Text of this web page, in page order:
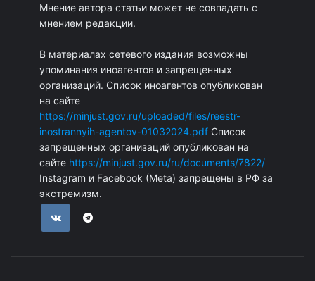
Мнение автора статьи может не совпадать с
мнением редакции.
В материалах сетевого издания возможны
упоминания иноагентов и запрещенных
организаций. Список иноагентов опубликован
на сайте
https://minjust.gov.ru/uploaded/files/reestr-
inostrannyih-agentov-01032024.pdf Список
запрещенных организаций опубликован на
сайте https://minjust.gov.ru/ru/documents/7822/
Instagram и Facebook (Metа) запрещены в РФ за
экстремизм.